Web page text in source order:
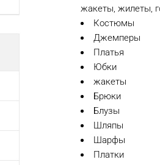
жакеты, жилеты,
Костюмы
Джемперы
Платья
Юбки
жакеты
Брюки
Блузы
Шляпы
Шарфы
Платки